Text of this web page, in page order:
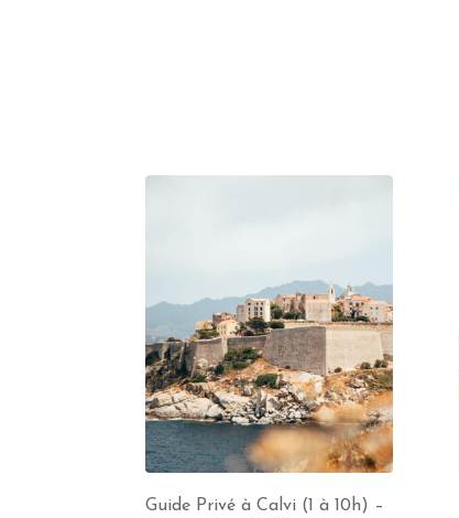
Guide Privé à Calvi (1 à 10h) –